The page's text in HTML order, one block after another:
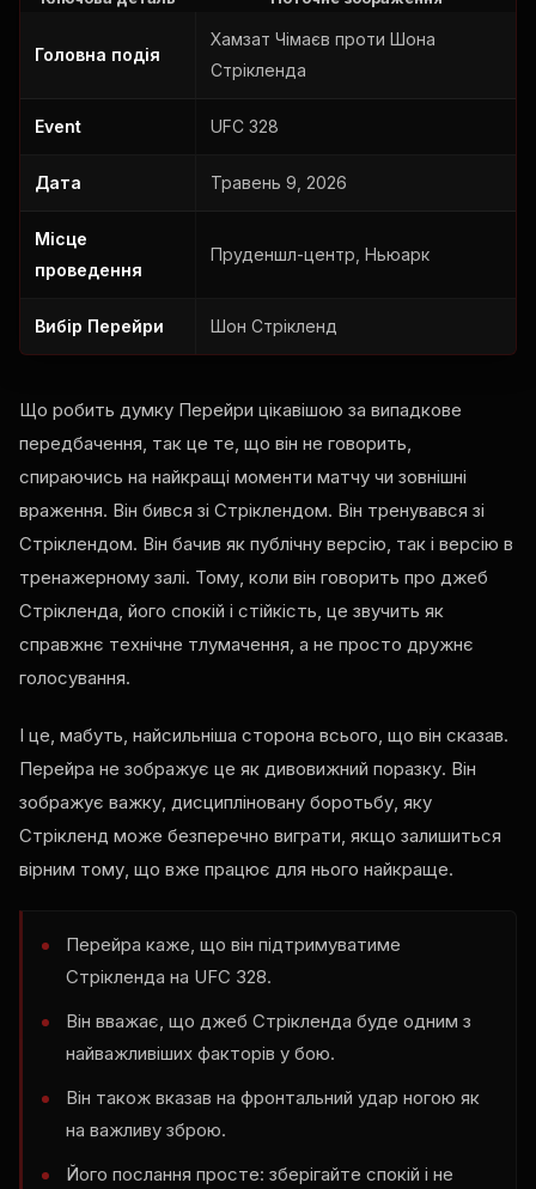
Головна подія
Хамзат Чімаєв проти Шона
Стрікленда
Event UFC 328
Дата Травень 9, 2026
Місце
проведення
Пруденшл-центр, Ньюарк
Вибір Перейри Шон Стрікленд
Що робить думку Перейри цікавішою за випадкове
передбачення, так це те, що він не говорить,
спираючись на найкращі моменти матчу чи зовнішні
враження. Він бився зі Стріклендом. Він тренувався зі
Стріклендом. Він бачив як публічну версію, так і версію в
тренажерному залі. Тому, коли він говорить про джеб
Стрікленда, його спокій і стійкість, це звучить як
справжнє технічне тлумачення, а не просто дружнє
голосування.
І це, мабуть, найсильніша сторона всього, що він сказав.
Перейра не зображує це як дивовижний поразку. Він
зображує важку, дисципліновану боротьбу, яку
Стрікленд може безперечно виграти, якщо залишиться
вірним тому, що вже працює для нього найкраще.
Перейра каже, що він підтримуватиме
Стрікленда на UFC 328.
Він вважає, що джеб Стрікленда буде одним з
найважливіших факторів у бою.
Він також вказав на фронтальний удар ногою як
на важливу зброю.
Його послання просте: зберігайте спокій і не